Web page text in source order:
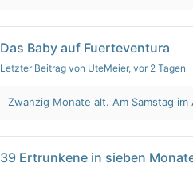
Das Baby auf Fuerteventura
Letzter Beitrag von UteMeier, vor 2 Tagen
Zwanzig Monate alt. Am Samstag
39 Ertrunkene in sieben